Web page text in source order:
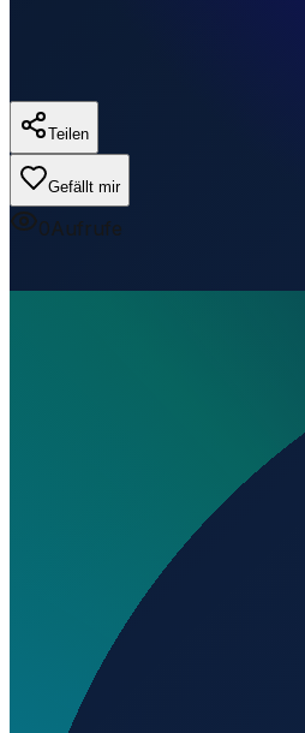
Teilen
Gefällt mir
0Aufrufe